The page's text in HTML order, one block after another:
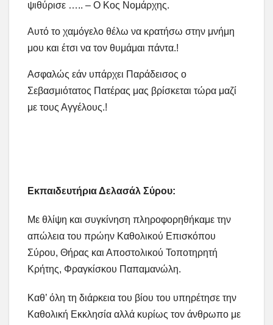
ψιθύρισε ….. – Ο Κος Νομάρχης.
Αυτό το χαμόγελο θέλω να κρατήσω στην μνήμη
μου και έτσι να τον θυμάμαι πάντα.!
Ασφαλώς εάν υπάρχει Παράδεισος ο
Σεβασμιότατος Πατέρας μας βρίσκεται τώρα μαζί
με τους Αγγέλους.!
Εκπαιδευτήρια Δελασάλ Σύρου:
Με θλίψη και συγκίνηση πληροφορηθήκαμε την
απώλεια του πρώην Καθολικού Επισκόπου
Σύρου, Θήρας και Αποστολικού Τοποτηρητή
Κρήτης, Φραγκίσκου Παπαμανώλη.
Καθ’ όλη τη διάρκεια του βίου του υπηρέτησε την
Καθολική Εκκλησία αλλά κυρίως τον άνθρωπο με